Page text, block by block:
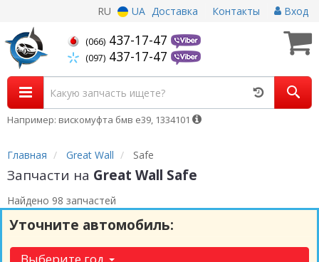
RU UA Доставка Контакты Вход
(066) 437-17-47
(097) 437-17-47
Например: вискомуфта бмв е39, 1334101
Главная Great Wall Safe
Запчасти на Great Wall Safe
Найдено 98 запчастей
Уточните автомобиль: